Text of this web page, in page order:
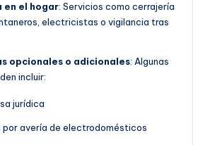
en el hogar: Servicios como cerrajería
electricistas o vigilancia tras
opcionales o adicionales: Algunas
incluir:
jurídica
por avería de electrodomésticos